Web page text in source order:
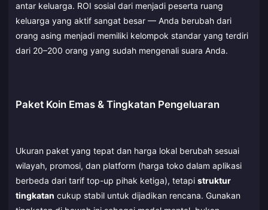
antar keluarga. ROI sosial dari menjadi peserta ruang
keluarga yang aktif sangat besar — Anda berubah dari
orang asing menjadi memiliki kelompok standar yang terdiri
dari 20–200 orang yang sudah mengenali suara Anda.
Paket Koin Emas & Tingkatan Pengeluaran
Ukuran paket yang tepat dan harga lokal berubah sesuai
wilayah, promosi, dan platform (harga toko dalam aplikasi
berbeda dari tarif top-up pihak ketiga), tetapi struktur
tingkatan cukup stabil untuk dijadikan rencana. Gunakan